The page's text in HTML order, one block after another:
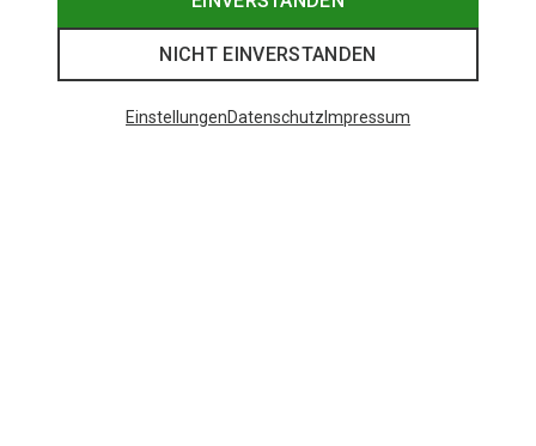
NICHT EINVERSTANDEN
EinstellungenDatenschutz Impressum